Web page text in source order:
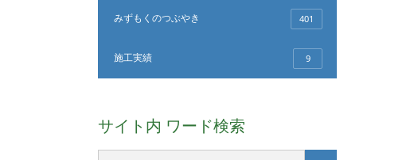
みずもくのつぶやき 401
施工実績 9
サイト内 ワード検索